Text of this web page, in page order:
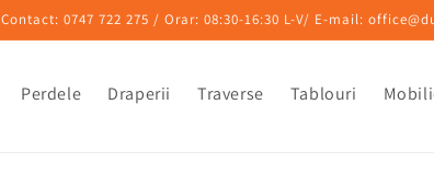
Contact: 0747 722 275 / Orar: 08:30-16:30 L-V/ E-mail:
Perdele Draperii Traverse Tablouri